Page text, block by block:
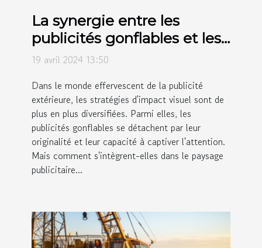
La synergie entre les
publicités gonflables et les
autres formes de publicité
19 avril 2024 13:50
Dans le monde effervescent de la publicité
extérieure, les stratégies d'impact visuel sont de
plus en plus diversifiées. Parmi elles, les
publicités gonflables se détachent par leur
originalité et leur capacité à captiver l'attention.
Mais comment s'intègrent-elles dans le paysage
publicitaire...